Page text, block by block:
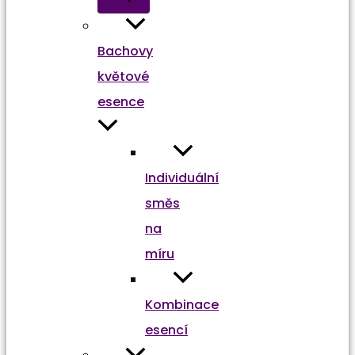
Bachovy
květové
esence
Individuální
směs
na
míru
Kombinace
esencí